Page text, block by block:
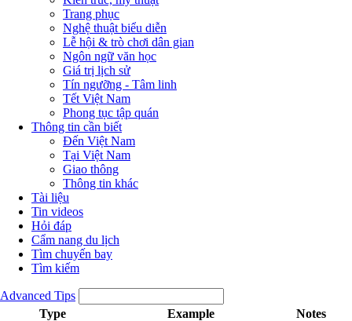
Trang phục
Nghệ thuật biểu diễn
Lễ hội & trò chơi dân gian
Ngôn ngữ văn học
Giá trị lịch sử
Tín ngưỡng - Tâm linh
Tết Việt Nam
Phong tục tập quán
Thông tin cần biết
Đến Việt Nam
Tại Việt Nam
Giao thông
Thông tin khác
Tài liệu
Tin videos
Hỏi đáp
Cẩm nang du lịch
Tìm chuyến bay
Tìm kiếm
Advanced Tips
Type
Example Notes